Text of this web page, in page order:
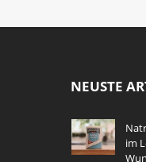
NEUSTE
im